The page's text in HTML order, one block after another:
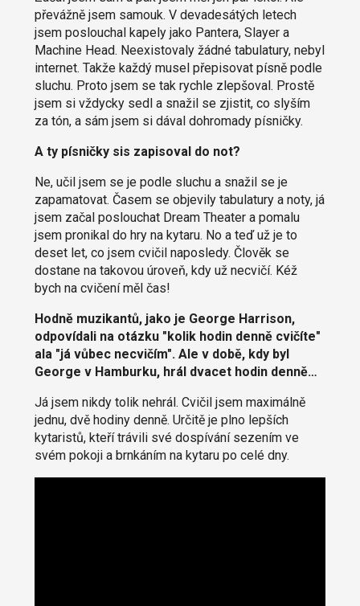
převážně jsem samouk. V devadesátých letech
jsem poslouchal kapely jako Pantera, Slayer a
Machine Head. Neexistovaly žádné tabulatury, nebyl
internet. Takže každý musel přepisovat písně podle
sluchu. Proto jsem se tak rychle zlepšoval. Prostě
jsem si vždycky sedl a snažil se zjistit, co slyším
za tón, a sám jsem si dával dohromady písničky.
A ty písničky sis zapisoval do not?
Ne, učil jsem se je podle sluchu a snažil se je
zapamatovat. Časem se objevily tabulatury a noty, já
jsem začal poslouchat Dream Theater a pomalu
jsem pronikal do hry na kytaru. No a teď už je to
deset let, co jsem cvičil naposledy. Člověk se
dostane na takovou úroveň, kdy už necvičí. Kéž
bych na cvičení měl čas!
Hodně muzikantů, jako je George Harrison,
odpovídali na otázku "kolik hodin denně cvičíte"
ala "já vůbec necvičím". Ale v době, kdy byl
George v Hamburku, hrál dvacet hodin denně…
Já jsem nikdy tolik nehrál. Cvičil jsem maximálně
jednu, dvě hodiny denně. Určitě je plno lepších
kytaristů, kteří trávili své dospívání sezením ve
svém pokoji a brnkáním na kytaru po celé dny.